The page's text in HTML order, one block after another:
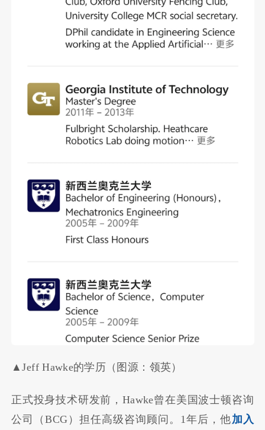
▲Jeff Hawke的学历（图源：领英）
正式投身技术研发前，Hawke曾在美国波士顿咨询
公司（BCG）担任高级咨询顾问。1年后，他加入